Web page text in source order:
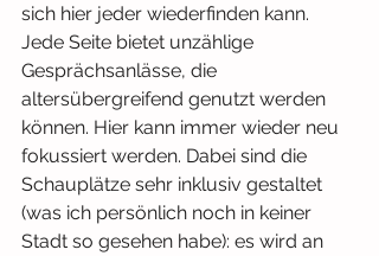
sich hier jeder wiederfinden kann.
Jede Seite bietet unzählige
Gesprächsanlässe, die
altersübergreifend genutzt werden
können. Hier kann immer wieder neu
fokussiert werden. Dabei sind die
Schauplätze sehr inklusiv gestaltet
(was ich persönlich noch in keiner
Stadt so gesehen habe): es wird an